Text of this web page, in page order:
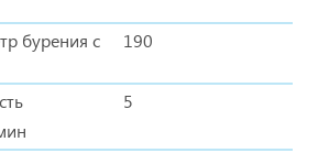
бурения с
190
5